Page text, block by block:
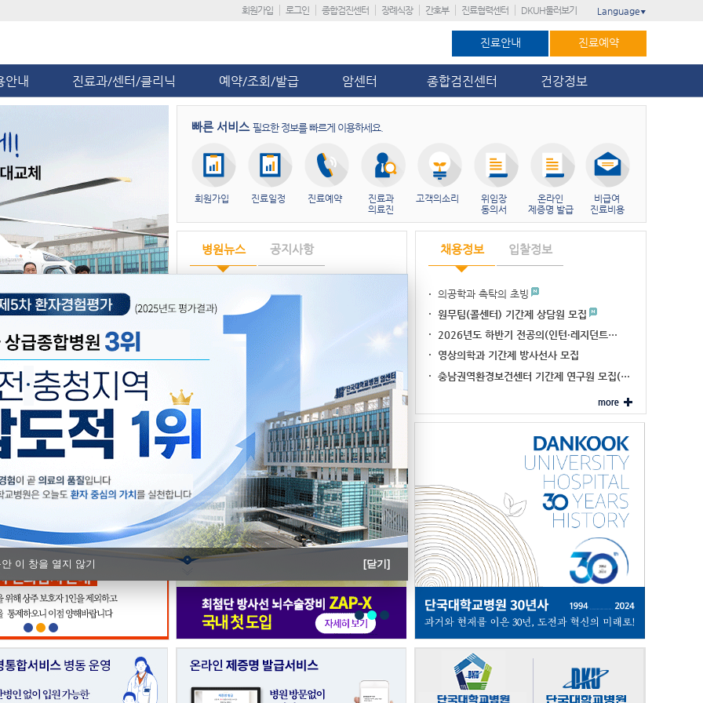
회원가입 로그인 종합검진센터 장례식장 간호부 진료협력센터 DKUH둘러보기 Language ▼
진료안내 진료예약
안내 진료과/센터/클리닉 예약/조회/발급 암센터 종합검진센터 건강정보
이 창을 열지 않기 [닫기]
빠른 서비스 필요한 정보를 빠르게 이용하세요.
회원가입 진료일정 진료예약
진료과
의료진
고객의소리
위임장
동의서
온라인
제증명 발급
비급여
진료비용
채용정보
의공학과 촉탁의 초빙
원무팀(콜센터) 기간제 상담원 모집
2026년도 하반기 전공의(인턴·레지던트…
영상의학과 기간제 방사선사 모집
충남권역환경보건센터 기간제 연구원 모집(…
입찰정보
병원뉴스
제5차 환자경험평가 ‘전국 상급종합병원 3위, 대전…
단국대병원, ‘급성기뇌졸중 적정성 평가’ 11회 연…
단국대병원 충남지역암센터, ‘해외이주민 암관리 네비…
단국대병원, 충남Ⅰ권역 모자의료 진료협력 대표기관 …
충남지역암센터, 지역 실무자 대상 '내시경 세척·…
공지사항